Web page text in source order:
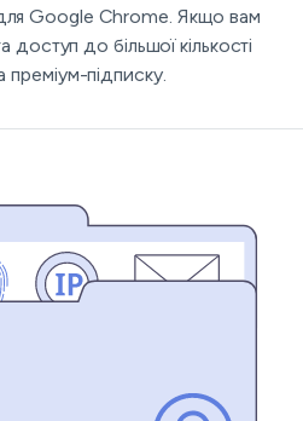
Google Chrome. Якщо вам
доступ до більшої кількості
підписку.